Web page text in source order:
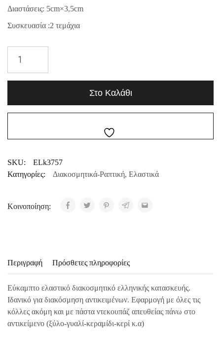
Διαστάσεις: 5cm×3,5cm
Συσκευασία :2 τεμάχια
Στο Καλάθι
SKU:
ELk3757
Κατηγορίες:
Διακοσμητικά-Ραπτική, Ελαστικά
Κοινοποίηση:
Περιγραφή Πρόσθετες πληροφορίες
Εύκαμπτο ελαστικό διακοσμητικό ελληνικής κατασκευής.
Ιδανικό για διακόσμηση αντικειμένων. Εφαρμογή με όλες τις
κόλλες ακόμη και με πάστα ντεκουπάζ απευθείας πάνω στο
αντικείμενο (ξύλο-γυαλί-κεραμίδι-κερί κ.α)